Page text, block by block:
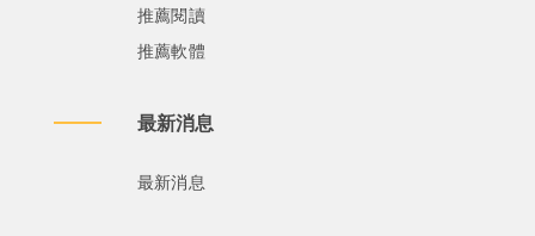
推薦閱讀
推薦軟體
最新消息
最新消息